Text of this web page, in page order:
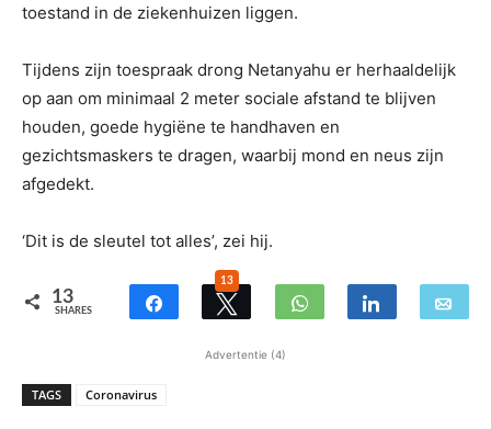
toestand in de ziekenhuizen liggen.
Tijdens zijn toespraak drong Netanyahu er herhaaldelijk
op aan om minimaal 2 meter sociale afstand te blijven
houden, goede hygiëne te handhaven en
gezichtsmaskers te dragen, waarbij mond en neus zijn
afgedekt.
‘Dit is de sleutel tot alles’, zei hij.
13
SHARES
13
Advertentie (4)
TAGS Coronavirus